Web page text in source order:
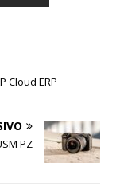
Cloud ERP
PZ